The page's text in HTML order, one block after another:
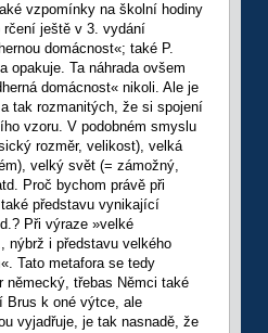
vzpomínky na školní hodiny
rčení ještě v 3. vydání
domácnost«; také P.
opakuje. Ta náhrada ovšem
domácnost« nikoli. Ale je
tak rozmanitých, že si spojení
vzoru. V podobném smyslu
rozměr, velikost), velká
velký svět (= zámožný,
Proč bychom právě při
představu vynikající
Při výraze »velké
nýbrž i představu velkého
Tato metafora se tedy
třebas Němci také
Brus k oné výtce, ale
vyjadřuje, je tak nasnadě, že